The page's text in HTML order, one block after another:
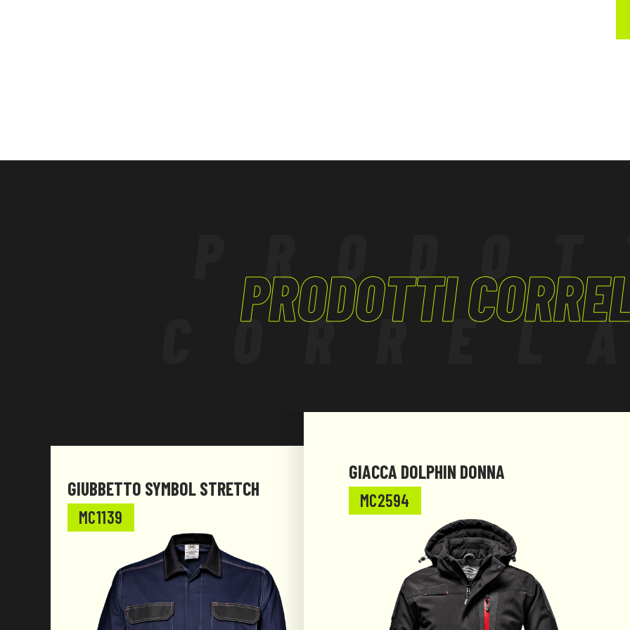
PRODOTTI
GIUBBETTO SYMBOL STRETCH
MC1139
GIACCA DOLPHIN DONNA
MC2594